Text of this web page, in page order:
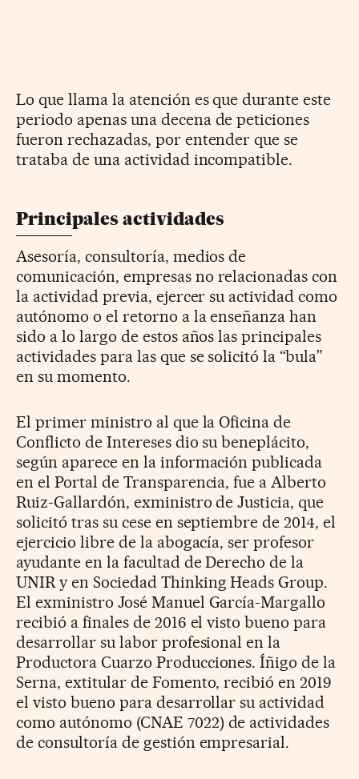
Lo que llama la atención es que durante este
periodo apenas una decena de peticiones
fueron rechazadas, por entender que se
trataba de una actividad incompatible.
Principales actividades
Asesoría, consultoría, medios de
comunicación, empresas no relacionadas con
la actividad previa, ejercer su actividad como
autónomo o el retorno a la enseñanza han
sido a lo largo de estos años las principales
actividades para las que se solicitó la “bula”
en su momento.
El primer ministro al que la Oficina de
Conflicto de Intereses dio su beneplácito,
según aparece en la información publicada
en el Portal de Transparencia, fue a Alberto
Ruiz-Gallardón, exministro de Justicia, que
solicitó tras su cese en septiembre de 2014, el
ejercicio libre de la abogacía, ser profesor
ayudante en la facultad de Derecho de la
UNIR y en Sociedad Thinking Heads Group.
El exministro José Manuel García-Margallo
recibió a finales de 2016 el visto bueno para
desarrollar su labor profesional en la
Productora Cuarzo Producciones. Íñigo de la
Serna, extitular de Fomento, recibió en 2019
el visto bueno para desarrollar su actividad
como autónomo (CNAE 7022) de actividades
de consultoría de gestión empresarial.